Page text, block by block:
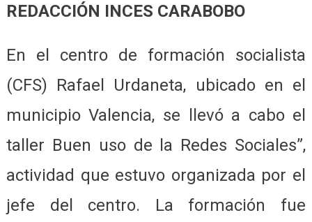
REDACCIÓN INCES CARABOBO
En el centro de formación socialista
(CFS) Rafael Urdaneta, ubicado en el
municipio Valencia, se llevó a cabo el
taller Buen uso de la Redes Sociales”,
actividad que estuvo organizada por el
jefe del centro. La formación fue